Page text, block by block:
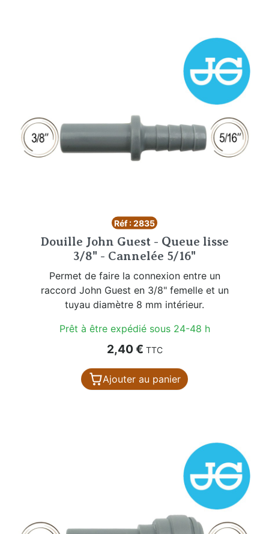
Réf : 2835
Douille John Guest - Queue lisse
3/8" - Cannelée 5/16"
Permet de faire la connexion entre un
raccord John Guest en 3/8" femelle et un
tuyau diamètre 8 mm intérieur.
Prêt à être expédié sous 24-48 h
Prix
2,40 € TTC
Ajouter au panier